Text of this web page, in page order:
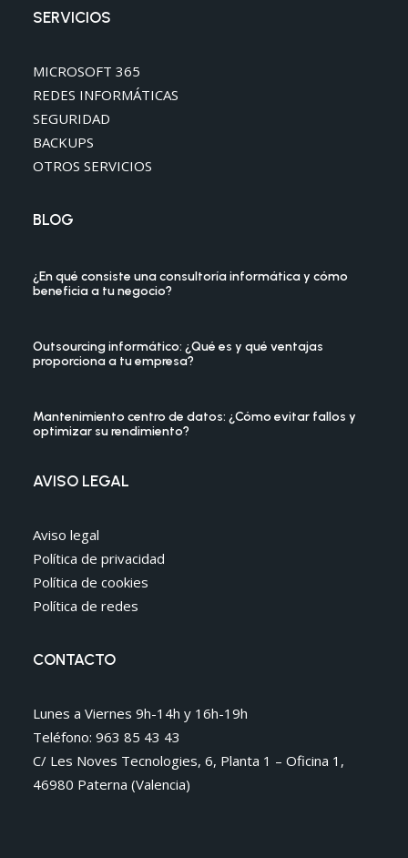
SERVICIOS
MICROSOFT 365
REDES INFORMÁTICAS
SEGURIDAD
BACKUPS
OTROS SERVICIOS
BLOG
¿En qué consiste una consultoría informática y cómo
beneficia a tu negocio?
Outsourcing informático: ¿Qué es y qué ventajas
proporciona a tu empresa?
Mantenimiento centro de datos: ¿Cómo evitar fallos y
optimizar su rendimiento?
AVISO LEGAL
Aviso legal
Política de privacidad
Política de cookies
Política de redes
CONTACTO
Lunes a Viernes 9h-14h y 16h-19h
Teléfono: 963 85 43 43
C/ Les Noves Tecnologies, 6, Planta 1 – Oficina 1,
46980 Paterna (Valencia)